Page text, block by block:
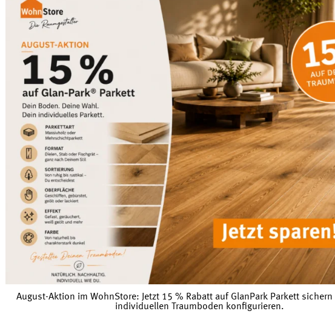
August-Aktion im WohnStore: Jetzt 15 % Rabatt auf GlanPark Parkett
individuellen Traumboden konfigurieren.